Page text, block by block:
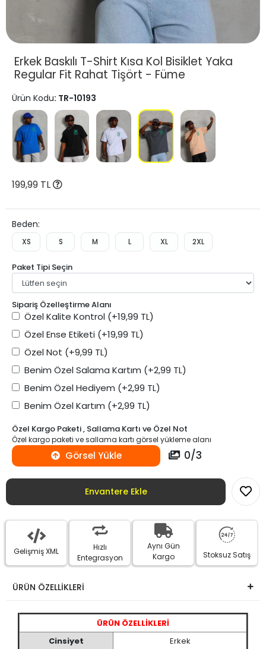
Erkek Baskılı T-Shirt Kısa Kol Bisiklet Yaka
Regular Fit Rahat Tişört - Füme
Ürün Kodu: TR-10193
199,99 TL
Beden:
XS S M L XL 2XL
Paket Tipi Seçin
Sipariş Özelleştirme Alanı
Özel Kalite Kontrol (+19,99 TL)
Özel Ense Etiketi (+19,99 TL)
Özel Not (+9,99 TL)
Benim Özel Salama Kartım (+2,99 TL)
Benim Özel Hediyem (+2,99 TL)
Benim Özel Kartım (+2,99 TL)
Özel Kargo Paketi , Sallama Kartı ve Özel Not
Özel kargo paketi ve sallama kartı görsel yükleme alanı
Görsel Yükle 0/3
Envantere Ekle
Gelişmiş XML
Hızlı
Entegrasyon
Aynı Gün
Kargo
Stoksuz Satış
ÜRÜN ÖZELLİKLERİ
ÜRÜN ÖZELLİKLERİ
Cinsiyet
Erkek